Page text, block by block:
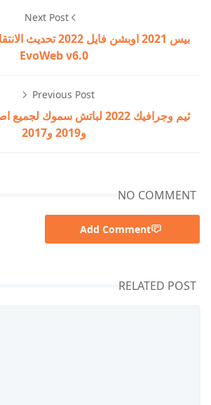
Next Post
بيس 2021 اوبشن فايل
EvoWeb v6.0
Previous Post
و2019 و2017
NO COMMENT
Add Comment
RELATED POST